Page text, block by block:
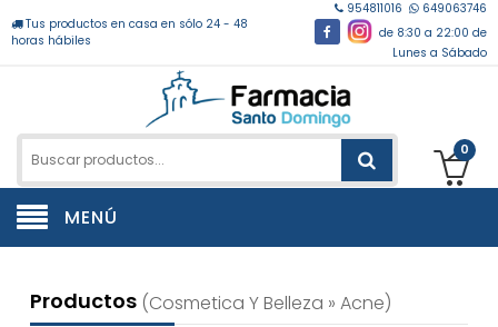
Tus productos en casa en sólo 24 - 48
horas hábiles
954811016
649063746
de 8:30 a 22:00 de
Lunes a Sábado
0
MENÚ
Productos (cosmetica Y Belleza » Acne)